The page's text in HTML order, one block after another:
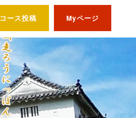
コース投稿 Myページ